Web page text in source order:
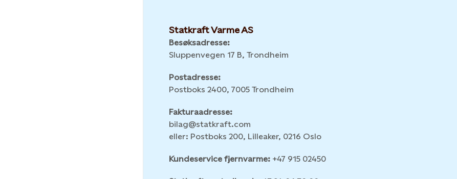
Statkraft Varme AS
Besøksadresse:
Sluppenvegen 17 B, Trondheim
Postadresse:
Postboks 2400, 7005 Trondheim
Fakturaadresse:
bilag@statkraft.com
eller: Postboks 200, Lilleaker, 0216 Oslo
Kundeservice fjernvarme: +47 915 02450